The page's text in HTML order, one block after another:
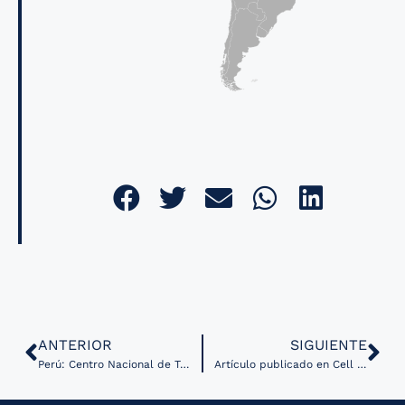
ANTERIOR
Perú: Centro Nacional de Telemedicina inaugurado en octubre, realizó más de 428 mil atenciones en 2020
SIGUIENTE
Artículo publicado en Cell muestra análisis de más de 20 tipos de cáncer través de big data